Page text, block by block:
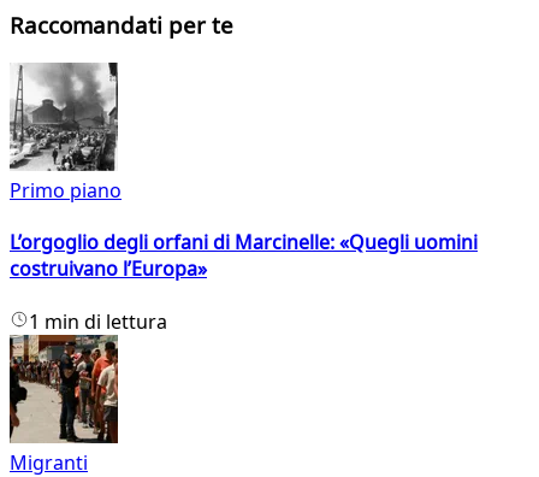
Raccomandati per te
Primo piano
L’orgoglio degli orfani di Marcinelle: «Quegli uomini
costruivano l’Europa»
1 min di lettura
Migranti